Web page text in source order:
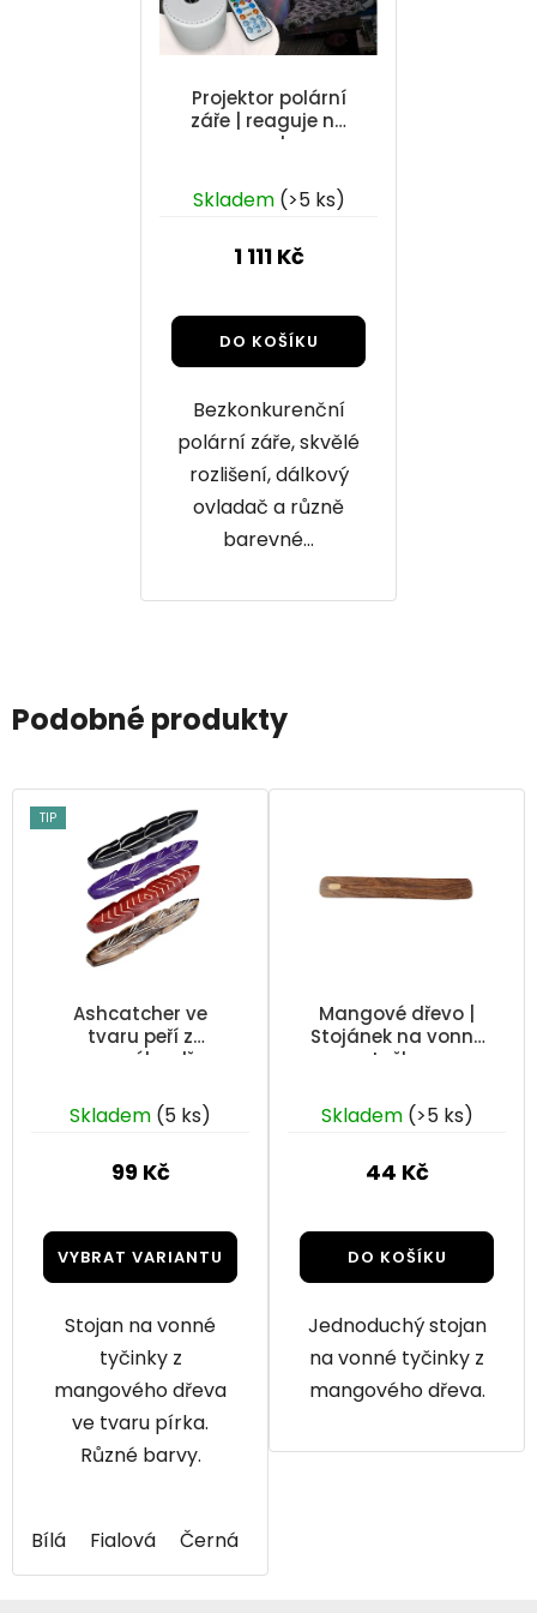
Projektor polární
záře | reaguje na
zvuk
hodnocení
produktu
4,2
z
5
hvězdiček.
Skladem (>5 ks)
1 111 Kč
DO KOŠÍKU
Bezkonkurenční
polární záře, skvělé
rozlišení, dálkový
ovladač a různě
barevné...
Podobné produkty
TIP
Ashcatcher ve
tvaru peří z
mangového dřeva
vonné tyčky
Skladem (5 ks)
99 Kč
VYBRAT VARIANTU
Stojan na vonné
tyčinky z
mangového dřeva
ve tvaru pírka.
Různé barvy.
Bílá Fialová Černá
Mangové dřevo |
Stojánek na vonné
tyčky
Skladem (>5 ks)
44 Kč
DO KOŠÍKU
Jednoduchý stojan
na vonné tyčinky z
mangového dřeva.